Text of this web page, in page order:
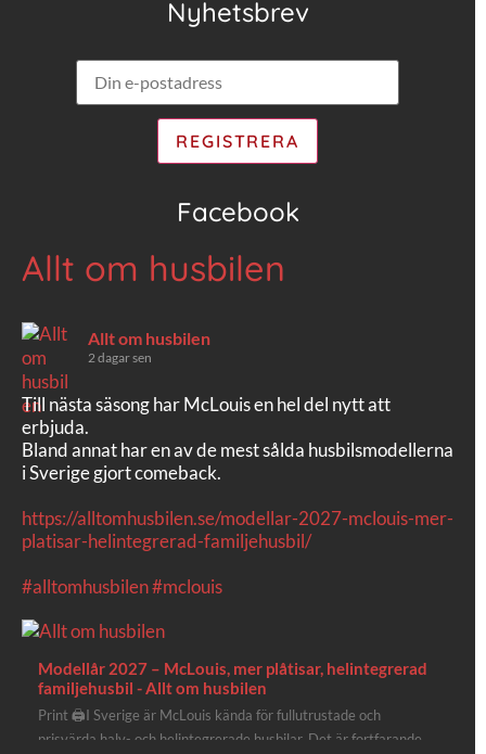
Nyhetsbrev
Facebook
Allt om husbilen
Allt om husbilen
2 dagar sen
Till nästa säsong har McLouis en hel del nytt att
erbjuda.
Bland annat har en av de mest sålda husbilsmodellerna
i Sverige gjort comeback.
https://alltomhusbilen.se/modellar-2027-mclouis-mer-
platisar-helintegrerad-familjehusbil/
#alltomhusbilen#mclouis
Modellår 2027 – McLouis, mer plåtisar, helintegrerad
familjehusbil - Allt om husbilen
Print 🖨I Sverige är McLouis kända för fullutrustade och
prisvärda halv- och helintegrerade husbilar. Det är fortfarande